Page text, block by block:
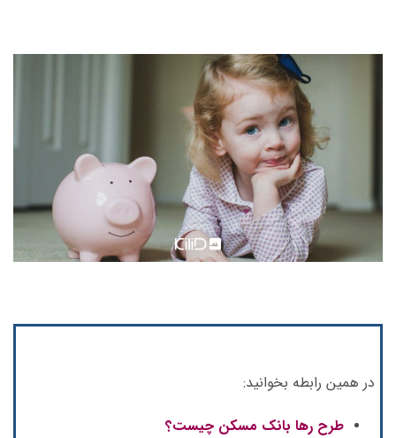
در همین رابطه بخوانید:
طرح رها بانک مسکن چیست؟